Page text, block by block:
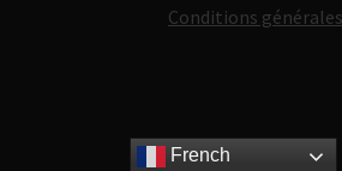
Conditions
French